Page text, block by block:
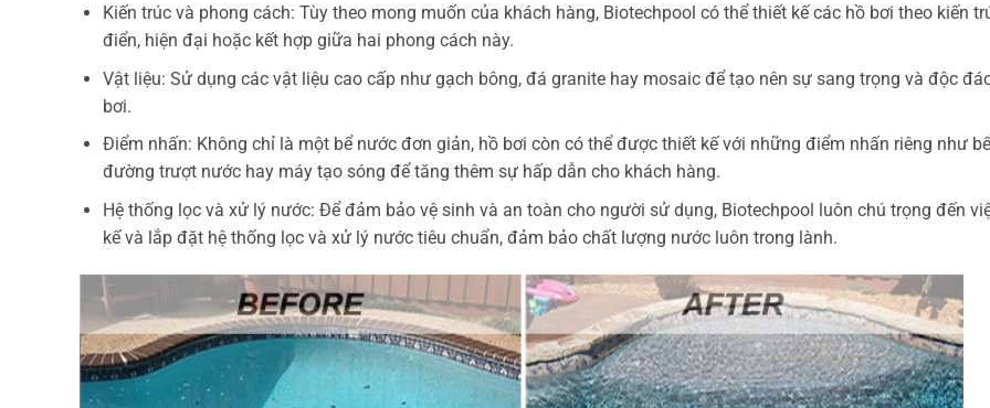
Kiến trúc và phong cách: Tùy theo mong muốn của khách hàng, Biotechpool có thể thiết kế các hồ bơi theo kiến
điển, hiện đại hoặc kết hợp giữa hai phong cách này.
Vật liệu: Sử dụng các vật liệu cao cấp như gạch bông, đá granite hay mosaic để tạo nên sự sang trọng và độc
bơi.
Điểm nhấn: Không chỉ là một bể nước đơn giản, hồ bơi còn có thể được thiết kế với những điểm nhấn riêng như
đường trượt nước hay máy tạo sóng để tăng thêm sự hấp dẫn cho khách hàng.
Hệ thống lọc và xử lý nước: Để đảm bảo vệ sinh và an toàn cho người sử dụng, Biotechpool luôn chú trọng đến
kế và lắp đặt hệ thống lọc và xử lý nước tiêu chuẩn, đảm bảo chất lượng nước luôn trong lành.